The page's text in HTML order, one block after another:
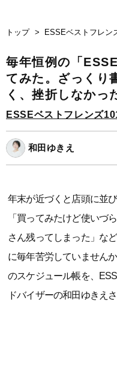
トップ ESSEベストフレン
毎年恒例の「
てみた。ざっくり
く、挫折しなかっ
ESSEベストフレンズ
和田ゆきえ
年末が近づくと店頭に並
「買ってみたけど使いづ
さん残ってしまった」な
に毎年苦労していません
のスケジュール帳を、
ドバイザーの和田ゆきえ